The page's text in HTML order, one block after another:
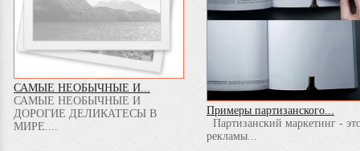
САМЫЕ НЕОБЫЧНЫЕ И...
САМЫЕ НЕОБЫЧНЫЕ И
ДОРОГИЕ ДЕЛИКАТЕСЫ В
МИРЕ....
Примеры партизанского...
Партизанский маркетинг -
рекламы...